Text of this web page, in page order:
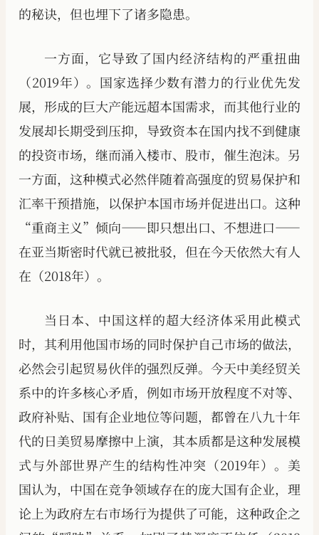
的秘诀，但也埋下了诸多隐患。
一方面，它导致了国内经济结构的严重扭曲
（2019年）。国家选择少数有潜力的行业优先发
展，形成的巨大产能远超本国需求，而其他行业的
发展却长期受到压抑，导致资本在国内找不到健康
的投资市场，继而涌入楼市、股市，催生泡沫。另
一方面，这种模式必然伴随着高强度的贸易保护和
汇率干预措施，以保护本国市场并促进出口。这种
“重商主义”倾向——即只想出口、不想进口——
在亚当斯密时代就已被批驳，但在今天依然大有人
在（2018年）。
当日本、中国这样的超大经济体采用此模式
时，其利用他国市场的同时保护自己市场的做法，
必然会引起贸易伙伴的强烈反弹。今天中美经贸关
系中的许多核心矛盾，例如市场开放程度不对等、
政府补贴、国有企业地位等问题，都曾在八九十年
代的日美贸易摩擦中上演，其本质都是这种发展模
式与外部世界产生的结构性冲突（2019年）。美
国认为，中国在竞争领域存在的庞大国有企业，理
论上为政府左右市场行为提供了可能，这种政企之